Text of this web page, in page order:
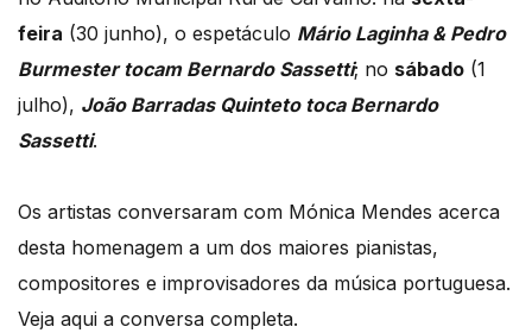
feira (30 junho), o espetáculo Mário Laginha & Pedro
Burmester tocam Bernardo Sassetti; no sábado (1
julho), João Barradas Quinteto toca Bernardo
Sassetti.
Os artistas conversaram com Mónica Mendes acerca
desta homenagem a um dos maiores pianistas,
compositores e improvisadores da música portuguesa.
Veja aqui a conversa completa.